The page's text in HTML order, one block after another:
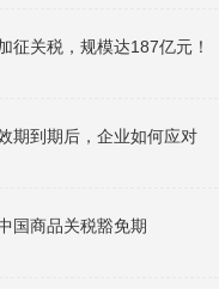
征关税，规模达187亿元！
期到期后，企业如何应对
国商品关税豁免期